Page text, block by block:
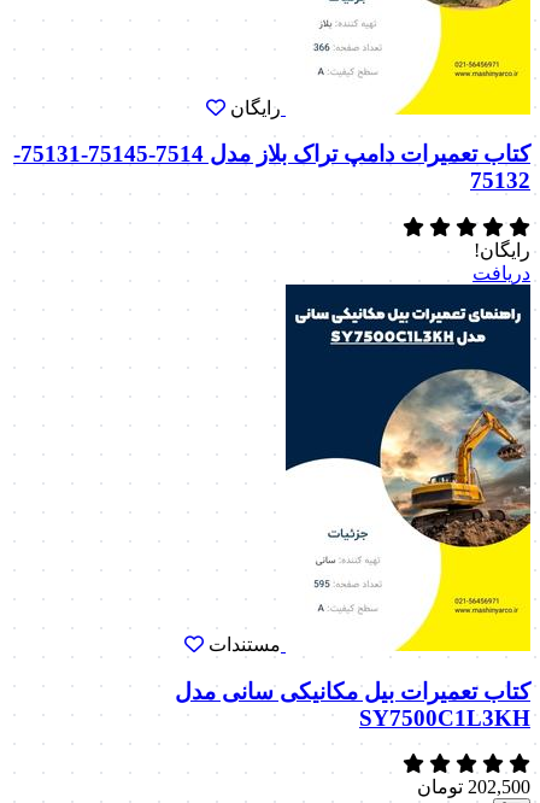
رایگان
کتاب تعمیرات دامپ تراک بلاز مدل 7514-75145-75131-
75132
رایگان!
دریافت
مستندات
کتاب تعمیرات بیل مکانیکی سانی مدل
SY7500C1L3KH
202,500 تومان